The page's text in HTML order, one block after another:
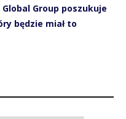
Group poszukuje
będzie miał to